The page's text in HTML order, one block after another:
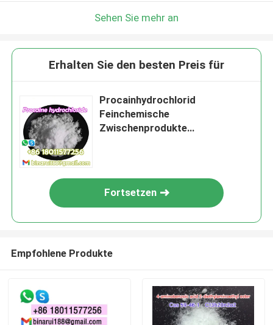
Sehen Sie mehr an
Erhalten Sie den besten Preis für
Procainhydrochlorid
Feinchemische
Zwischenprodukte
Fortsetzen
Empfohlene Produkte